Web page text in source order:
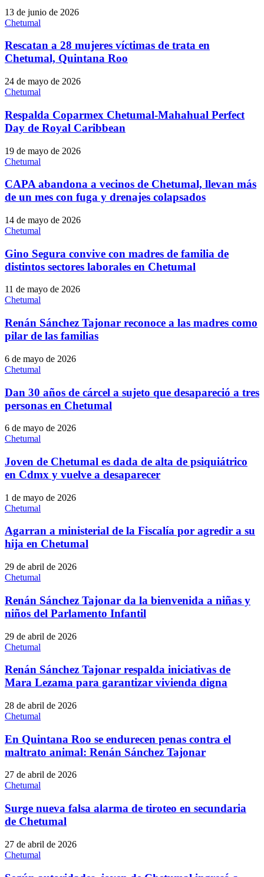
13 de junio de 2026
Chetumal
Rescatan a 28 mujeres víctimas de trata en
Chetumal, Quintana Roo
24 de mayo de 2026
Chetumal
Respalda Coparmex Chetumal-Mahahual Perfect
Day de Royal Caribbean
19 de mayo de 2026
Chetumal
CAPA abandona a vecinos de Chetumal, llevan más
de un mes con fuga y drenajes colapsados
14 de mayo de 2026
Chetumal
Gino Segura convive con madres de familia de
distintos sectores laborales en Chetumal
11 de mayo de 2026
Chetumal
Renán Sánchez Tajonar reconoce a las madres como
pilar de las familias
6 de mayo de 2026
Chetumal
Dan 30 años de cárcel a sujeto que desapareció a tres
personas en Chetumal
6 de mayo de 2026
Chetumal
Joven de Chetumal es dada de alta de psiquiátrico
en Cdmx y vuelve a desaparecer
1 de mayo de 2026
Chetumal
Agarran a ministerial de la Fiscalía por agredir a su
hija en Chetumal
29 de abril de 2026
Chetumal
Renán Sánchez Tajonar da la bienvenida a niñas y
niños del Parlamento Infantil
29 de abril de 2026
Chetumal
Renán Sánchez Tajonar respalda iniciativas de
Mara Lezama para garantizar vivienda digna
28 de abril de 2026
Chetumal
En Quintana Roo se endurecen penas contra el
maltrato animal: Renán Sánchez Tajonar
27 de abril de 2026
Chetumal
Surge nueva falsa alarma de tiroteo en secundaria
de Chetumal
27 de abril de 2026
Chetumal